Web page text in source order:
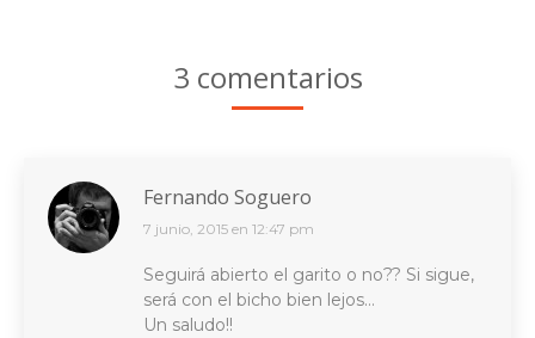
3 comentarios
Fernando Soguero
dice:
7 junio, 2015 en 12:47 pm
Seguirá abierto el garito o no?? Si sigue,
será con el bicho bien lejos…
Un saludo!!